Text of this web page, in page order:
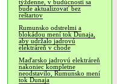
týždenne, v budúcnosti sa
bude aktualizovať bez
reštartov
Rumunsko odstrelmi a
blokádou mení tok Dunaja,
aby udržalo jadrovú
elektráreň v chode
Maďarsko jadrovú elektráreň
nakoniec kompletne
neodstavilo, Rumunsko mení
tok Dunaja